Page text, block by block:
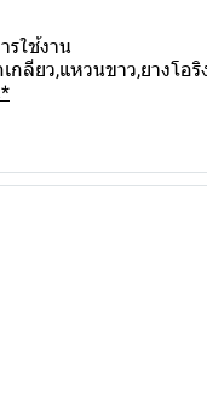
ใช้งาน
กลียว,แหวนขาว,ยางโอริ